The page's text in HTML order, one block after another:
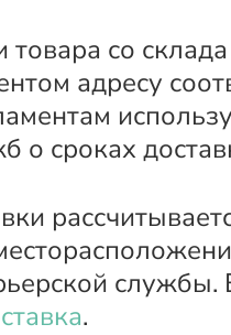
товара со
адресу
о сроках
службы.
.